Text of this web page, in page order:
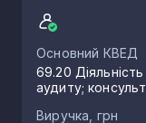
Основний КВЕД
69.20
аудиту;
Виручка, грн